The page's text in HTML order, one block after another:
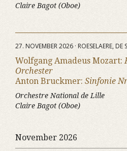
Claire Bagot (Oboe)
27. NOVEMBER 2026 · ROESELAERE, DE
Wolfgang Amadeus Mozart:
Orchester
Anton Bruckmer: Sinfonie
Orchestre National de Lille
Claire Bagot (Oboe)
November 2026